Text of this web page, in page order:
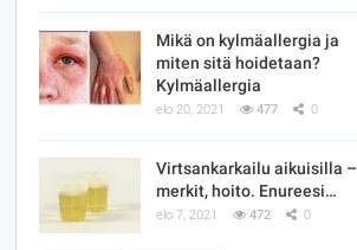
Mikä on kylmäallergia ja
miten sitä hoidetaan?
Kylmäallergia
elo 20, 2021 477 0
Virtsankarkailu aikuisilla –
merkit, hoito. Enureesi…
elo 7, 2021 472 0